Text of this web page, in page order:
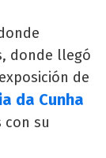
donde llegó
de
da Cunha
con su